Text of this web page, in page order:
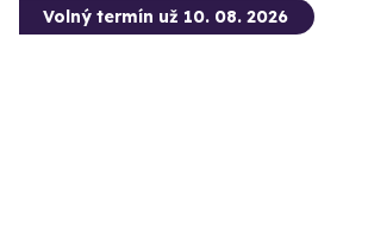
Volný termín už 10. 08. 2026